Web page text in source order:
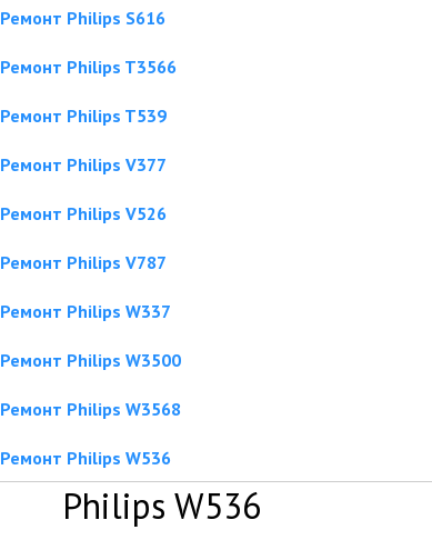
Ремонт Philips S616
Ремонт Philips T3566
Ремонт Philips T539
Ремонт Philips V377
Ремонт Philips V526
Ремонт Philips V787
Ремонт Philips W337
Ремонт Philips W3500
Ремонт Philips W3568
Ремонт Philips W536
Philips W536